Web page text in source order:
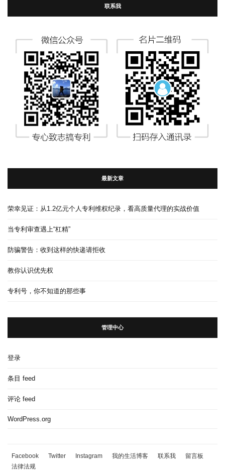
联系我
最新文章
荣幸见证：从1.2亿元个人专利维权纪录，看高质量代理的实战价值
当专利审查遇上“杠精”
防骗警告：收到这样的快递请拒收
教你认识优先权
专利号，你不知道的那些事
管理中心
登录
条目 feed
评论 feed
WordPress.org
Facebook Twitter Instagram 我的生活博客 联系我
留言板
法律法规